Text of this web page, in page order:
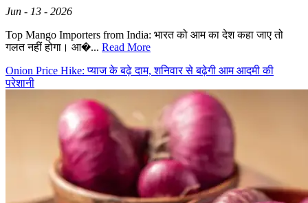
Jun - 13 - 2026
Top Mango Importers from India: भारत को आम का देश कहा जाए तो
गलत नहीं होगा। आ�... Read More
Onion Price Hike: प्याज के बढ़े दाम, शनिवार से बढ़ेगी आम आदमी की
परेशानी